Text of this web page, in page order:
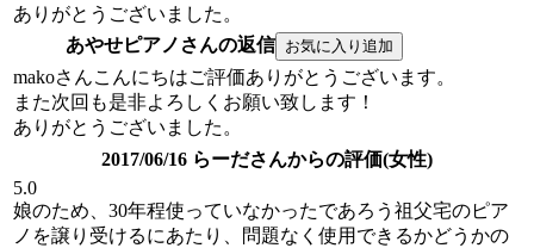
ありがとうございました。
あやせピアノさんの返信
makoさんこんにちはご評価ありがとうございます。
また次回も是非よろしくお願い致します！
ありがとうございました。
2017/06/16 らーださんからの評価(女性)
5.0
娘のため、30年程使っていなかったであろう祖父宅のピア
ノを譲り受けるにあたり、問題なく使用できるかどうかの